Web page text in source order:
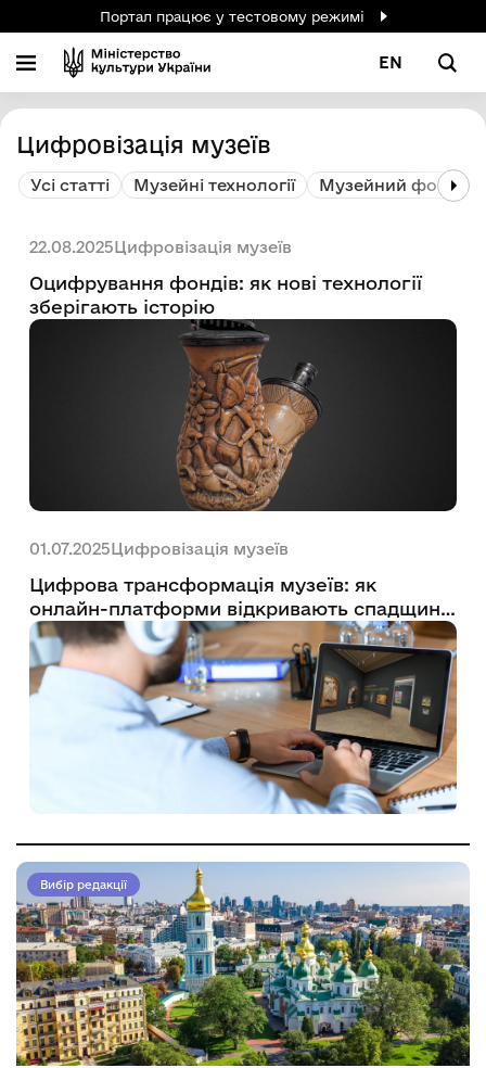
Портал працює у тестовому режимі
EN
Цифровізація музеїв
Усі статті Музейні технології Музейний фонд і
22.08.2025Цифровізація музеїв
Оцифрування фондів: як нові технології
зберігають історію
01.07.2025Цифровізація музеїв
Цифрова трансформація музеїв: як
онлайн-платформи відкривають спадщину
України світові
Вибір редакції